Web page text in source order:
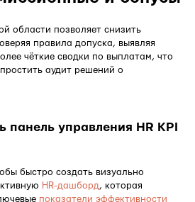
области позволяет снизить
правила допуска, выявляя
чёткие сводки по выплатам, что
аудит решений о
панель управления HR KPI
быстро создать визуально
HR-дашборд, которая
показатели эффективности